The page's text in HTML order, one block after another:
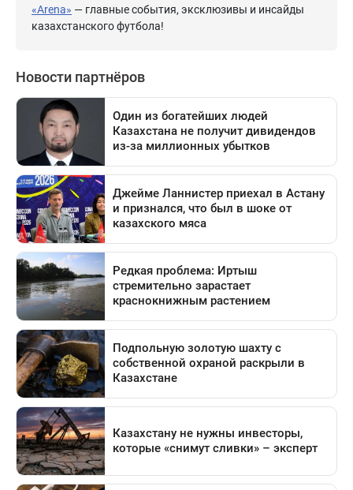
«Arena» — главные события, эксклюзивы и инсайды
казахстанского футбола!